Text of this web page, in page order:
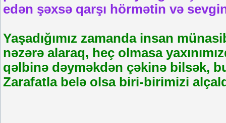
edən şəxsə qarşı hörmətin və
Yaşadığımız zamanda insan
nəzərə alaraq, heç olmasa
qəlbinə dəyməkdən çəkinə bilsək,
Zarafatla belə olsa biri-birimizi